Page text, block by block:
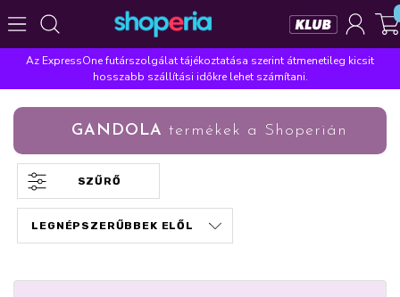
Népszerű kategóriák
Szépségápolás Élelmiszer Mosás Mosogatás
Takarítás Baba-mama Háztartás
Népszerű márkák
Pampers Lenor
Az ExpressOne futárszolgálat tájékoztatása szerint átmenetileg kicsit
hosszabb szállítási időkre lehet számítani.
GANDOLA termékek a Shoperián
SZŰRŐ